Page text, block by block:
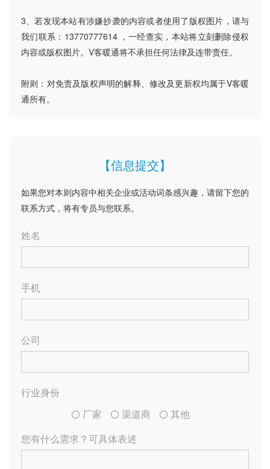
3、若发现本站有涉嫌抄袭的内容或者使用了版权图片，请与
我们联系：13770777614 ，一经查实，本站将立刻删除侵权
内容或版权图片。V客暖通将不承担任何法律及连带责任。
附则：对免责及版权声明的解释、修改及更新权均属于V客暖
通所有。